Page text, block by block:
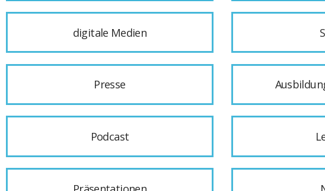
digitale Medien
Presse
Podcast